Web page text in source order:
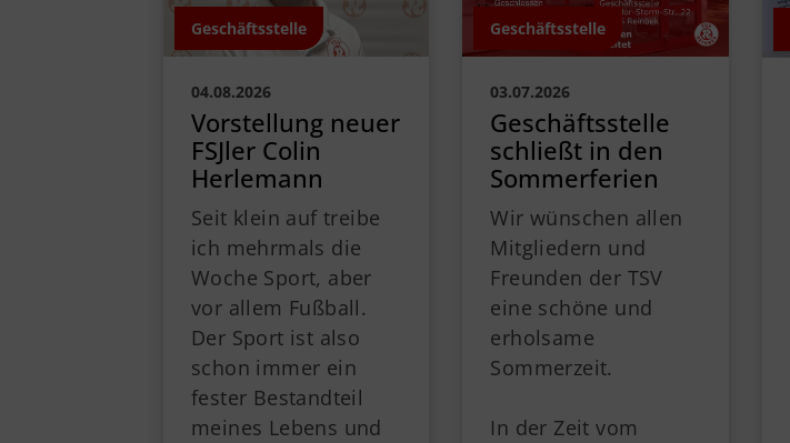
Geschäftsstelle
04.08.2026
Vorstellung neuer
FSJler Colin
Herlemann
Seit klein auf treibe
ich mehrmals die
Woche Sport, aber
vor allem Fußball.
Der Sport ist also
schon immer ein
fester Bestandteil
meines Lebens und
Geschäftsstelle
03.07.2026
Geschäftsstelle
schließt in den
Sommerferien
Wir wünschen allen
Mitgliedern und
Freunden der TSV
eine schöne und
erholsame
Sommerzeit.
In der Zeit vom